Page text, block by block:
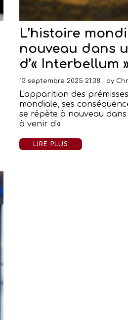
L’histoire
nouveau dans
d’« Interbellum
13 septembre 2025 21:38 by
L'apparition des
mondiale, ses
se répète à nouveau
à venir d'«
LIRE PLUS